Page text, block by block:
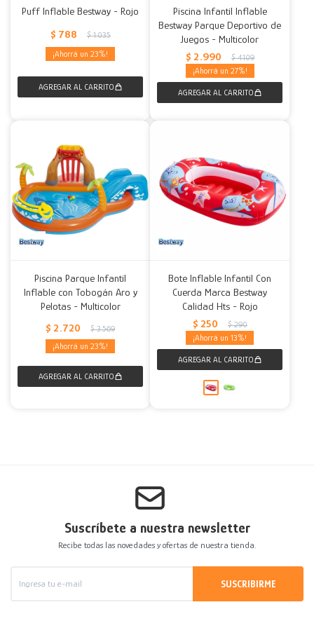
Puff Inflable Bestway - Rojo
$ 788 $ 1.035
23
Piscina Infantil Inflable
Bestway Parque Deportivo de
Juegos - Multicolor
$ 2.990 $ 4.109
27
Piscina Parque Infantil
Inflable con Tobogán Aro y
Pelotas - Multicolor
$ 2.720 $ 3.569
23
Bote Inflable Infantil Con
Cuerda Marca Bestway
Calidad Hts - Rojo
$ 250 $ 290
13
Suscríbete a nuestra newsletter
Recibe todas las novedades y ofertas de nuestra tienda.
SUSCRIBIRME
Fundas
Accesorios para el hogar
Herramientas
Muebles Infantiles